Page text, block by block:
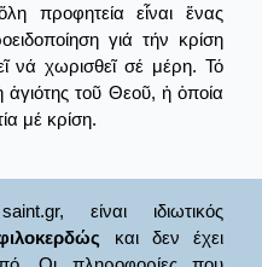
προφητεία εἶναι ἕνας
γιά τήν κρίση
νά χωρισθεῖ σέ μέρη. Τό
ἁγιότης τοῦ Θεοῦ, ἡ ὁποία
μέ κρίση.
είναι ιδιωτικός
και δεν έχει